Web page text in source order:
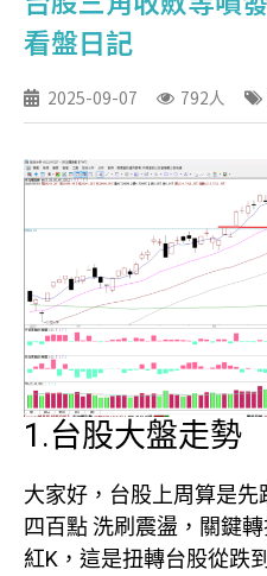
看盤日記
2025-09-07 792人
1.台股大盤走勢
大家好，台股上周算是
四百點 洗刷震盪，關鍵
紅K，這是扭轉台股從跌